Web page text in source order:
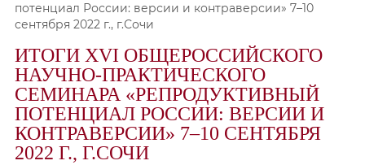
потенциал России: версии и контраверсии» 7–10
сентября 2022 г., г.Сочи
ИТОГИ XVI ОБЩЕРОССИЙСКОГО
НАУЧНО-ПРАКТИЧЕСКОГО
СЕМИНАРА «РЕПРОДУКТИВНЫЙ
ПОТЕНЦИАЛ РОССИИ: ВЕРСИИ И
КОНТРАВЕРСИИ» 7–10 СЕНТЯБРЯ
2022 Г., Г.СОЧИ